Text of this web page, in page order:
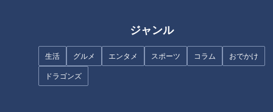
ジャンル
生活 グルメ エンタメ スポーツ コラム おでかけ
ドラゴンズ
新型コロナウイルスが沖縄の経
済を直撃している！
ース